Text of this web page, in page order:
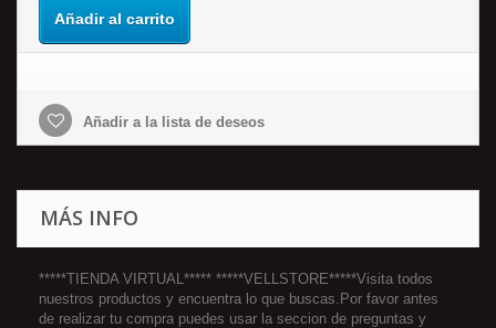
Añadir al carrito
Añadir a la lista de deseos
MÁS INFO
*****TIENDA VIRTUAL***** *****VELLSTORE*****Visita todos
nuestros productos y encuentra lo que buscas.Por favor antes
de realizar tu compra puedes usar la seccion de preguntas y